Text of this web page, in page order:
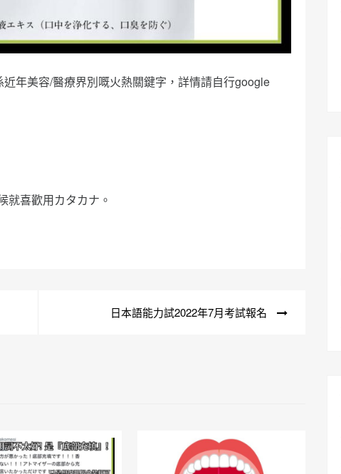
年美容/醫療界別嘅火熱關鍵字，詳情請自行google
喜歡用カタカナ。
日本語能力試2022年7月考試報名